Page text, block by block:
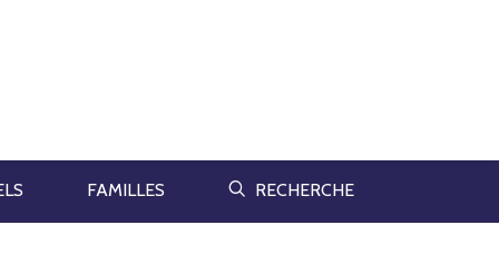
FAMILLES RECHERCHE